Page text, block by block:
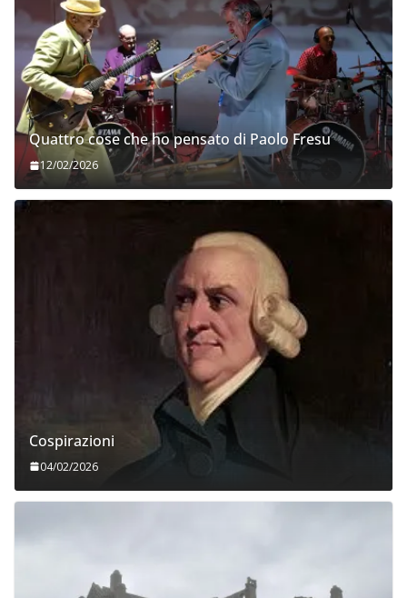
Quattro cose che ho pensato di Paolo Fresu
12/02/2026
Cospirazioni
04/02/2026